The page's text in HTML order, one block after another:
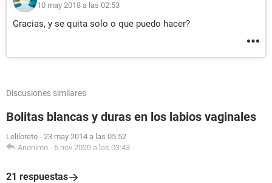
10 may 2018 a las 02:53
Gracias, y se quita solo o que puedo hacer?
Discusiones similares
Bolitas blancas y duras en los labios vaginales
Leliloreto - 23 may 2014 a las 05:52
Anonimo - 6 nov 2020 a las 03:43
21 respuestas